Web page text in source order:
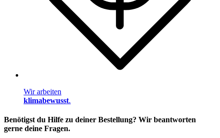
Wir arbeiten
klimabewusst.
Benötigst du Hilfe zu deiner Bestellung? Wir beantworten
gerne deine Fragen.